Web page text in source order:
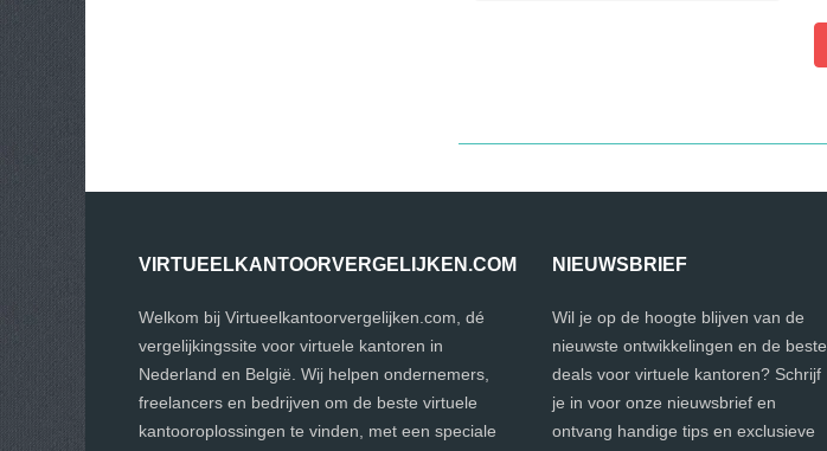
VIRTUEELKANTOORVERGELIJKEN.COM
Welkom bij Virtueelkantoorvergelijken.com, dé
vergelijkingssite voor virtuele kantoren in
Nederland en België. Wij helpen ondernemers,
freelancers en bedrijven om de beste virtuele
kantooroplossingen te vinden, met een speciale
NIEUWSBRIEF
Wil je op de hoogte blijven van de
nieuwste ontwikkelingen en de beste
deals voor virtuele kantoren? Schrijf
je in voor onze nieuwsbrief en
ontvang handige tips en exclusieve